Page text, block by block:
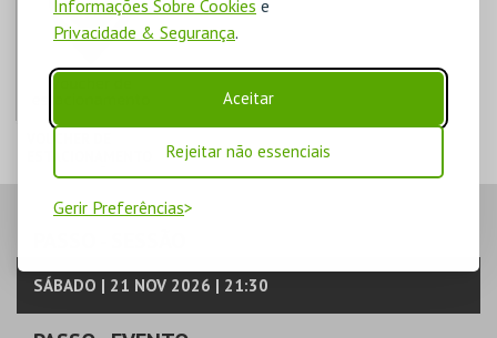
Informações Sobre Cookies e
Privacidade & Segurança.
Aceitar
Rejeitar não essenciais
Gerir Preferências
PARQUE JOÃO DE
MADEIRA
MAIS INFO
SÁBADO | 21 NOV 2026 | 21:30